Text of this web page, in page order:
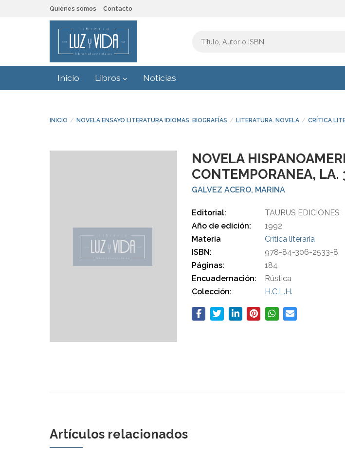
Quiénes somos Contacto
Inicio Libros Noticias
INICIO NOVELA ENSAYO LITERATURA IDIOMAS. BIOGRAFÍAS LITERATURA. NOVELA CRÍTICA
NOVELA
CONTEMPORANEA, LA.
GALVEZ ACERO, MARINA
Editorial:
TAURUS EDICIONES
Año de edición:
1992
Materia
Crítica literaria
ISBN:
978-84-306-2533-8
Páginas:
184
Encuadernación:
Rústica
Colección:
H.C.L.H.
Artículos relacionados